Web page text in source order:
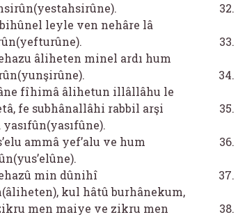
leyle ven nehâre lâ
âliheten minel ardı hum
fîhimâ âlihetun illâllâhu le
fe subhânallâhi rabbil arşi
yasıfûn(yasıfûne).
ammâ yef’alu ve hum
min dûnihî
kul hâtû burhânekum,
men maiye ve zikru men